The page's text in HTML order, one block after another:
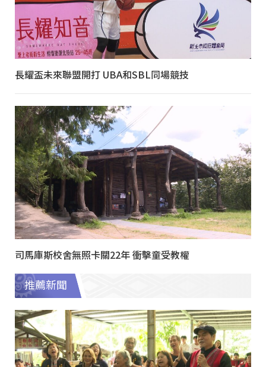
長耀盃未來聯盟開打 UBA和SBL同場競技
司馬庫斯校舍無照卡關22年 衝擊童受教權
推薦新聞